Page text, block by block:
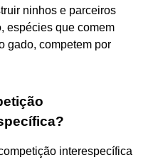
ninhos e parceiros
espécies que comem
gado, competem por
interespecífica